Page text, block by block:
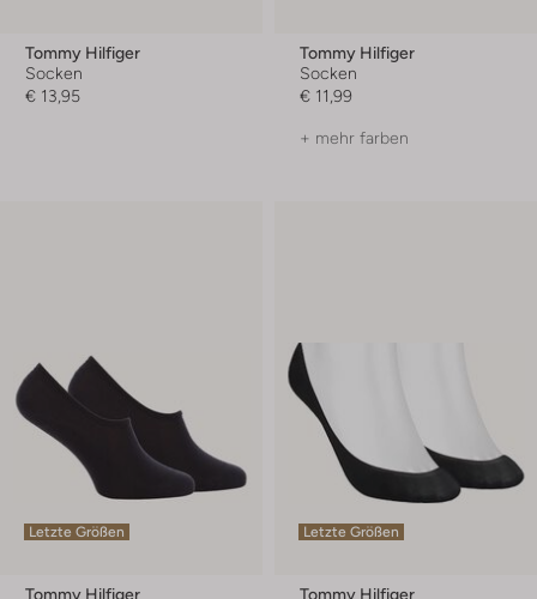
Tommy Hilfiger
Socken
€ 13,95
Tommy Hilfiger
Socken
€ 11,99
+ mehr farben
Letzte Größen
Tommy Hilfiger
Letzte Größen
Tommy Hilfiger